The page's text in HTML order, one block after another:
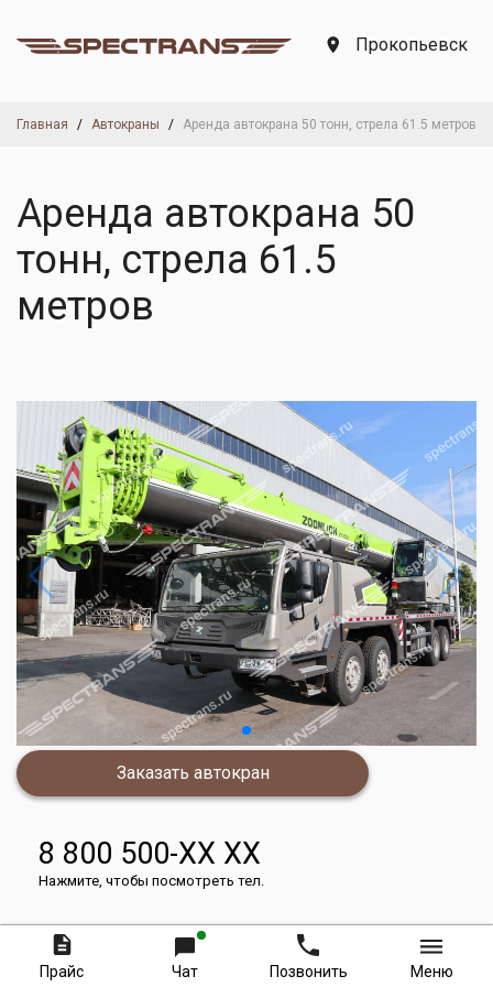
Прокопьевск
Главная Автокраны Аренда автокрана 50 тонн, стрела 61.5 метров
Аренда автокрана 50
тонн, стрела 61.5
метров
Заказать автокран
8 800 500-XX XX
Нажмите, чтобы посмотреть тел.
Стоимость аренды за час
Прайс Чат Позвонить Меню